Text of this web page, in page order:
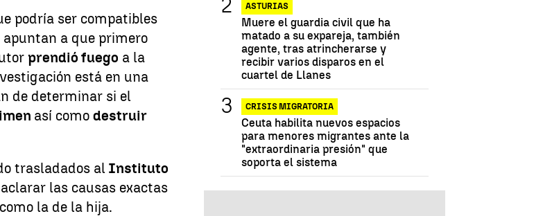
podría ser compatibles
a que primero
prendió fuego a la
está en una
de determinar si el
así comodestruir
trasladados al Instituto
las causas exactas
la de la hija.
ASTURIAS
Muere el guardia civil que ha
matado a su expareja, también
agente, tras atrincherarse y
recibir varios disparos en el
cuartel de Llanes
CRISIS MIGRATORIA
Ceuta habilita nuevos espacios
para menores migrantes ante la
"extraordinaria presión" que
soporta el sistema